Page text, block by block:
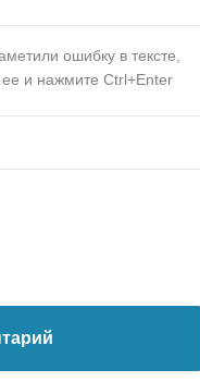
ошибку в тексте,
и нажмите Ctrl+Enter